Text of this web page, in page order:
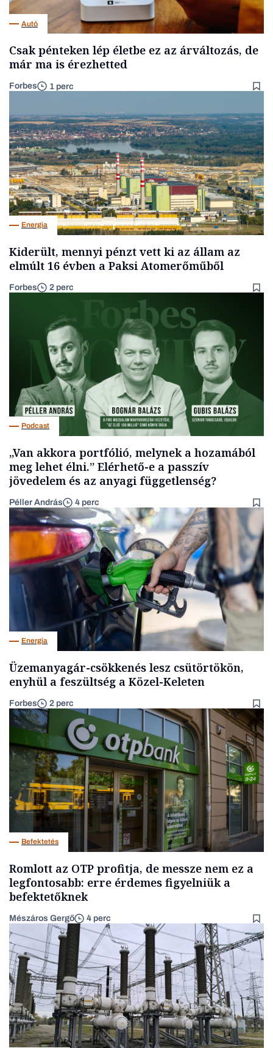
Autó
Csak pénteken lép életbe ez az árváltozás, de
már ma is érezhetted
Forbes 1 perc
Energia
Kiderült, mennyi pénzt vett ki az állam az
elmúlt 16 évben a Paksi Atomerőműből
Forbes 2 perc
Podcast
„Van akkora portfólió, melynek a hozamából
meg lehet élni.” Elérhető-e a passzív
jövedelem és az anyagi függetlenség?
Péller András 4 perc
Energia
Üzemanyagár-csökkenés lesz csütörtökön,
enyhül a feszültség a Közel-Keleten
Forbes 2 perc
Befektetés
Romlott az OTP profitja, de messze nem ez a
legfontosabb: erre érdemes figyelniük a
befektetőknek
Mészáros Gergő 4 perc